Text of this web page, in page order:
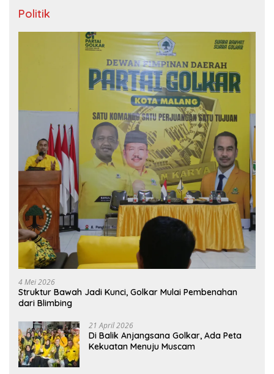
Politik
4 Mei 2026
Struktur Bawah Jadi Kunci, Golkar Mulai Pembenahan
dari Blimbing
21 April 2026
Di Balik Anjangsana Golkar, Ada Peta
Kekuatan Menuju Muscam